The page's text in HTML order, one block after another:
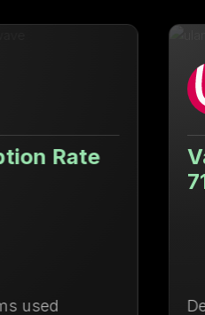
Valor de vida
71.88% superior
Descubre cómo